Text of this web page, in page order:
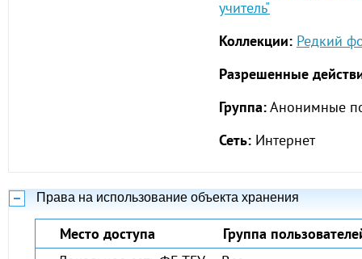
учитель"
Коллекции: Редкий
Разрешенные
Группа:Анонимные
Сеть: Интернет
Права на использование объекта хранения
Место доступа
Группа